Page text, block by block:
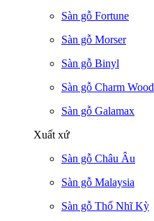
Sàn gỗ Fortune
Sàn gỗ Morser
Sàn gỗ Binyl
Sàn gỗ Charm Wood
Sàn gỗ Galamax
Xuất xứ
Sàn gỗ Châu Âu
Sàn gỗ Malaysia
Sàn gỗ Thổ Nhĩ Kỳ